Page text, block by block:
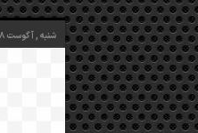
شنبه , آگوست 8 2026